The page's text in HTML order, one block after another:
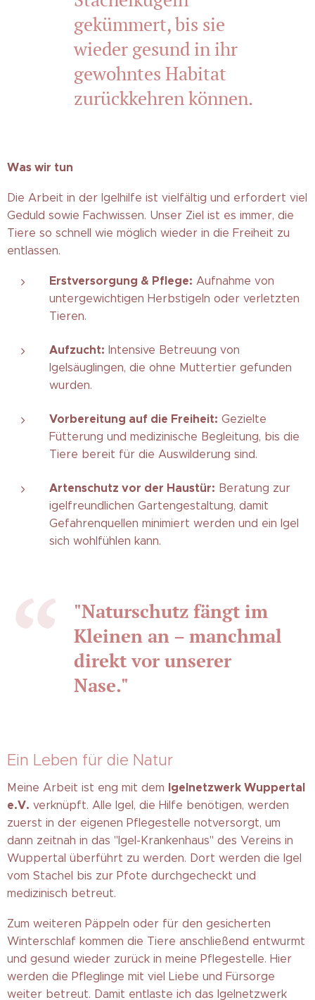
gekümmert, bis sie
wieder gesund in ihr
gewohntes Habitat
zurückkehren können.
Was wir tun
Die Arbeit in der Igelhilfe ist vielfältig und erfordert viel
Geduld sowie Fachwissen. Unser Ziel ist es immer, die
Tiere so schnell wie möglich wieder in die Freiheit zu
entlassen.
Erstversorgung & Pflege: Aufnahme von
untergewichtigen Herbstigeln oder verletzten
Tieren.
Aufzucht: Intensive Betreuung von
Igelsäuglingen, die ohne Muttertier gefunden
wurden.
Vorbereitung auf die Freiheit: Gezielte
Fütterung und medizinische Begleitung, bis die
Tiere bereit für die Auswilderung sind.
Artenschutz vor der Haustür: Beratung zur
igelfreundlichen Gartengestaltung, damit
Gefahrenquellen minimiert werden und ein Igel
sich wohlfühlen kann.
"Naturschutz fängt im
Kleinen an – manchmal
direkt vor unserer
Nase."
Ein Leben für die Natur
Meine Arbeit ist eng mit dem Igelnetzwerk Wuppertal
e.V. verknüpft. Alle Igel, die Hilfe benötigen, werden
zuerst in der eigenen Pflegestelle notversorgt, um
dann zeitnah in das "Igel-Krankenhaus" des Vereins in
Wuppertal überführt zu werden. Dort werden die Igel
vom Stachel bis zur Pfote durchgecheckt und
medizinisch betreut.
Zum weiteren Päppeln oder für den gesicherten
Winterschlaf kommen die Tiere anschließend entwurmt
und gesund wieder zurück in meine Pflegestelle. Hier
werden die Pfleglinge mit viel Liebe und Fürsorge
weiter betreut. Damit entlaste ich das Igelnetzwerk